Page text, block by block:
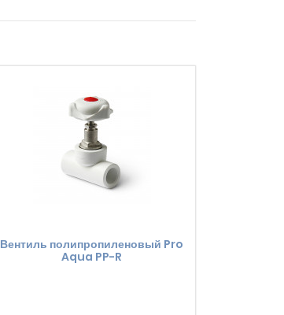
Вентиль полипропиленовый Pro
Aqua PP-R